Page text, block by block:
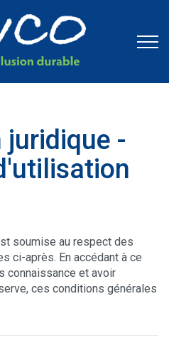
-
soumise au respect des
ci-après. En accédant à ce
connaissance et avoir
ces conditions générales